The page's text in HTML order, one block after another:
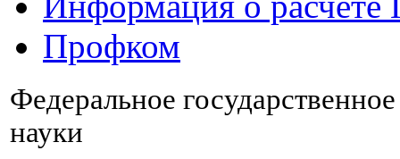
Профком
Федеральное
науки